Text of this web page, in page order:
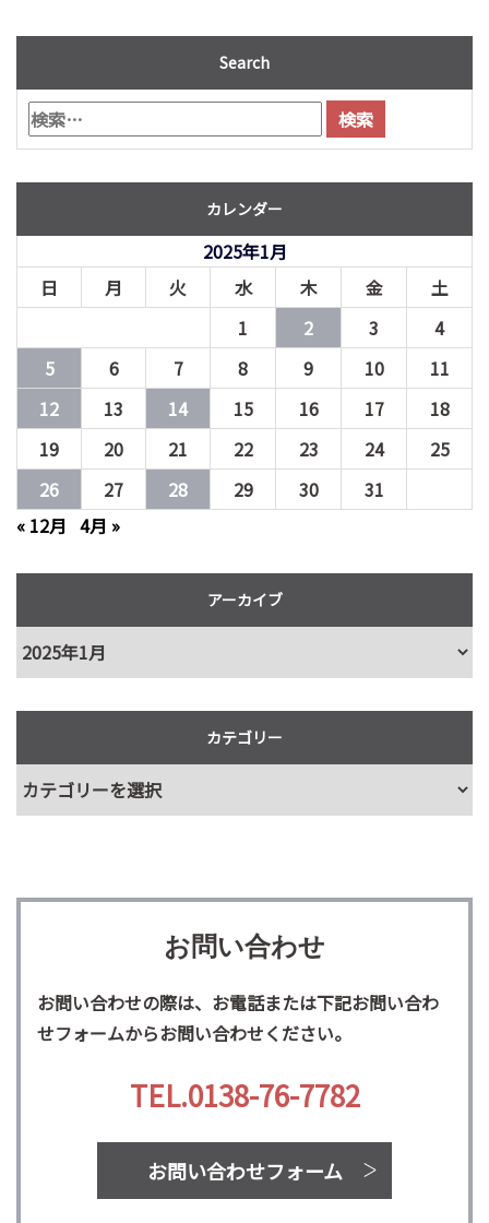
Search
カレンダー
2025年1月
日
月 火 水 木 金
土
1
2 3
4
5
6 7 8 9 10
11
12
13 14 15 16 17
18
19
20 21 22 23 24
25
26
27 28 29 30
31
« 12月 4月 »
アーカイブ
カテゴリー
お問い合わせ
お問い合わせの際は、お電話または下記お問い合わ
せフォームからお問い合わせください。
TEL.0138-76-7782
お問い合わせフォーム